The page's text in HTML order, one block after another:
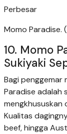
Perbesar
Momo Paradise.
10. Momo
Sukiyaki
Bagi penggemar
Paradise adalah
mengkhususkan
Kualitas
beef, hingga